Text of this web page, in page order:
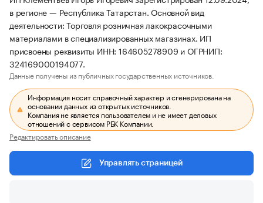
в регионе — Республика Татарстан. Основной вид
деятельности: Торговля розничная лакокрасочными
материалами в специализированных магазинах. ИП
присвоены реквизиты ИНН: 164605278909 и ОГРНИП:
324169000194077.
Данные получены из публичных государственных источников.
Информация носит справочный характер и сгенерирована на
основании данных из открытых источников.
Компания не является пользователем и не имеет деловых
отношений с сервисом РБК Компании.
Редактировать описание
Управлять страницей